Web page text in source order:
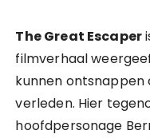
The Great Escaper
filmverhaal
kunnen ontsnappen
verleden. Hier
hoofdpersonage